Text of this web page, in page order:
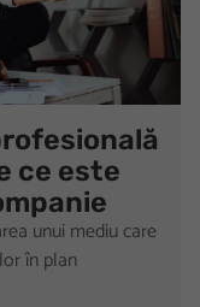
ce este
unui mediu care
în plan